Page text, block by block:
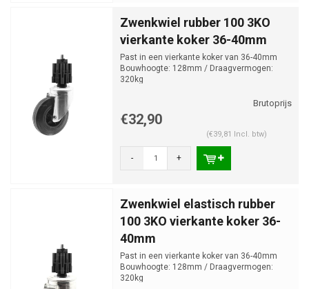
Zwenkwiel rubber 100 3KO
vierkante koker 36-40mm
Past in een vierkante koker van 36-40mm
Bouwhoogte: 128mm / Draagvermogen:
320kg
€32,90
(€39,81 Incl. btw)
- +
Zwenkwiel elastisch rubber
100 3KO vierkante koker 36-
40mm
Past in een vierkante koker van 36-40mm
Bouwhoogte: 128mm / Draagvermogen:
320kg